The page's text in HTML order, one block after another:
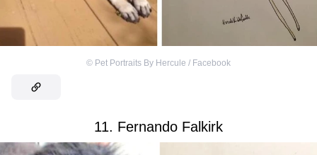
© Pet Portraits By Hercule / Facebook
11. Fernando Falkirk